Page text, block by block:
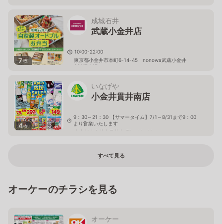
7枚
成城石井
武蔵小金井店
10:00-22:00
東京都小金井市本町6-14-45 nonowa武蔵小金井
SOUTH 1F
4枚
いなげや
小金井貫井南店
9：30～21：30 【サマータイム】7/1～8/31まで9：00
より営業いたします
東京都小金井市貫井南町5－14－18
すべて見る
オーケーのチラシを見る
オーケー